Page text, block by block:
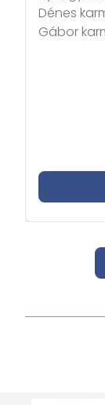
Dénes
Gábor